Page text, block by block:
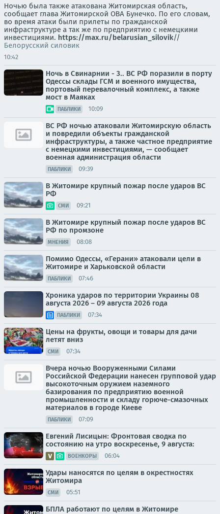
Ночью была также атакована Житомирская область,
сообщает глава Житомирской ОВА Бунечко. По его словам,
во время атаки были прилеты по гражданской
инфраструктуре а так же по предприятию с немецкими
инвестициями. https://max.ru/belarusian_silovik//
Белорусский силовик
10:42
Ночь в Свинарнии - 3.. ВС РФ поразили в порту
Одессы склады ГСМ и военного имущества,
портовый перевалочный комплекс, а также
мост в Маяках
ПАБЛИКИ 10:09
ВС РФ ночью атаковали Житомирскую область
и повредили объекты гражданской
инфраструктуры, а также частное предприятие
с немецкими инвестициями, — сообщает
военная администрация области
ПАБЛИКИ 09:39
В Житомире крупный пожар после ударов ВС
РФ
СМИ 09:21
В Житомире крупный пожар после ударов ВС
РФ по промзоне
МНЕНИЯ 08:08
Помимо Одессы, «Герани» атаковали цели в
Житомире и Харьковской области
ПАБЛИКИ 07:46
Хроника ударов по территории Украины 08
августа 2026 – 09 августа 2026 года
ПАБЛИКИ 07:34
Цены на фрукты, овощи и товары для дачи
летят вниз
СМИ 07:34
Вчера ночью Вооруженными Силами
Российской Федерации нанесен групповой удар
высокоточным оружием наземного
базирования по предприятию военной
промышленности и складу горюче-смазочных
материалов в городе Киеве
ПАБЛИКИ 07:09
Евгений Лисицын: Фронтовая сводка по
состоянию на утро воскресенье, 9 августа:
ВОЕНКОРЫ 06:04
Удары наносятся по целям в окрестностях
Житомира
СМИ 05:51
БПЛА работают по целям в Житомире